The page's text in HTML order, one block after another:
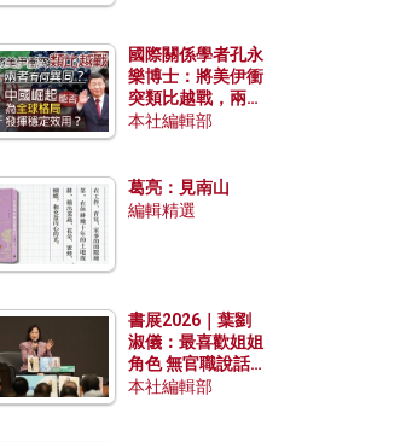
國際關係學者孔永
樂博士：將美伊衝
突類比越戰，兩者
有何異同？中國崛
本社編輯部
葛亮：見南山
編輯精選
書展2026｜葉劉
淑儀：最喜歡姐姐
角色 無官職說話
包袱少
本社編輯部